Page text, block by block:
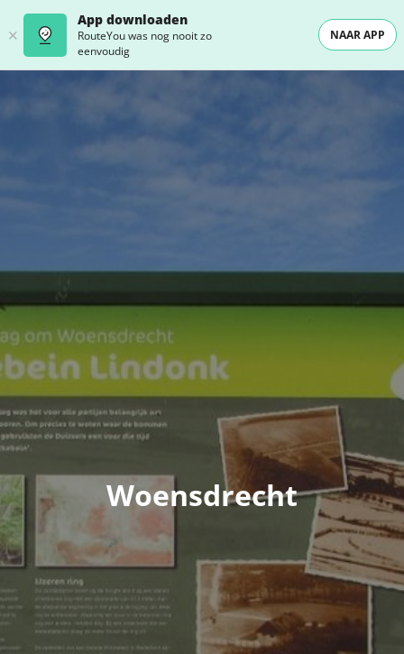
App downloaden
RouteYou was nog nooit zo
eenvoudig
NAAR APP
Woensdrecht